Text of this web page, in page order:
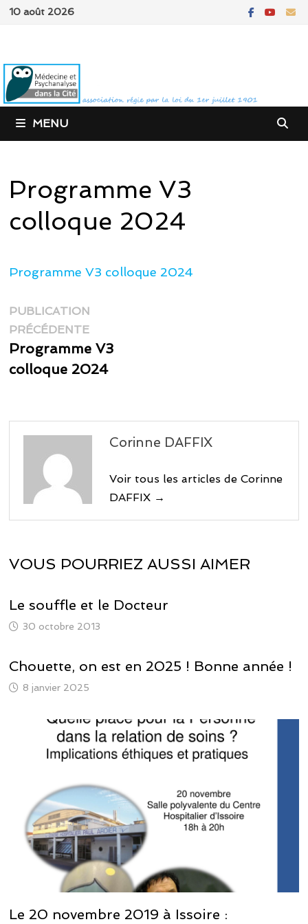
Passer
10 août 2026
MENU
Programme V3
colloque 2024
Programme V3 colloque 2024
Navigation
de
l’article
PUBLICATION
PRÉCÉDENTEPublication
précédente :
Programme V3
colloque 2024
Corinne DAFFIX
Voir tous les articles de Corinne
DAFFIX →
VOUS POURRIEZ AUSSI AIMER
Le souffle et le Docteur
30 octobre 2013
Chouette, on est en 2025 ! Bonne année !
8 janvier 2025
Le 20 novembre 2019 à Issoire :